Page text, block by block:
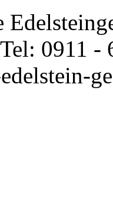
0911 -